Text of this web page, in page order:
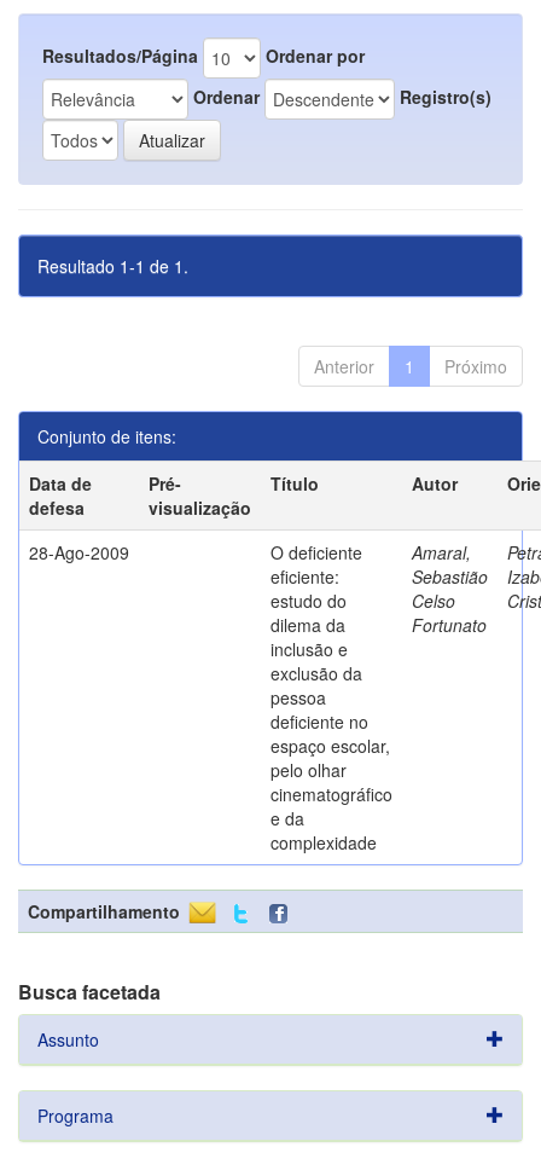
Resultados/Página
Ordenar por
Ordenar
Registro(s)
Resultado 1-1 de 1.
Anterior 1 Próximo
Conjunto de itens:
Data de
defesa
Pré-
visualização
Título Autor
28-Ago-2009
O deficiente
eficiente:
estudo do
dilema da
inclusão e
exclusão da
pessoa
deficiente no
espaço escolar,
pelo olhar
cinematográfico
e da
complexidade
Amaral,
Sebastião
Celso
Fortunato
Compartilhamento
Busca facetada
Assunto
Programa